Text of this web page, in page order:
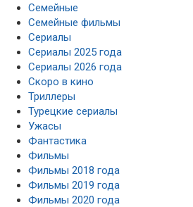
Семейные
Семейные фильмы
Сериалы
Сериалы 2025 года
Сериалы 2026 года
Скоро в кино
Триллеры
Турецкие сериалы
Ужасы
Фантастика
Фильмы
Фильмы 2018 года
Фильмы 2019 года
Фильмы 2020 года